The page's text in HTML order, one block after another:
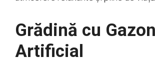
Grădină cu Gazon
Artificial